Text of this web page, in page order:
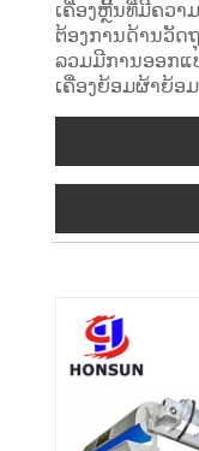
ເຄື່ອງຫຼີ້ນທີ່ມີຄວາ
ຕ້ອງການດ້ານວັດ
ລວມມີການອອກແ
ເຄື່ອງຍ້ອມຜ້າຍ້ອ